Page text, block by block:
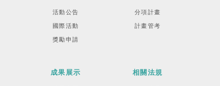
活動公告
國際活動
獎勵申請
分項計畫
計畫管考
成果展示 相關法規